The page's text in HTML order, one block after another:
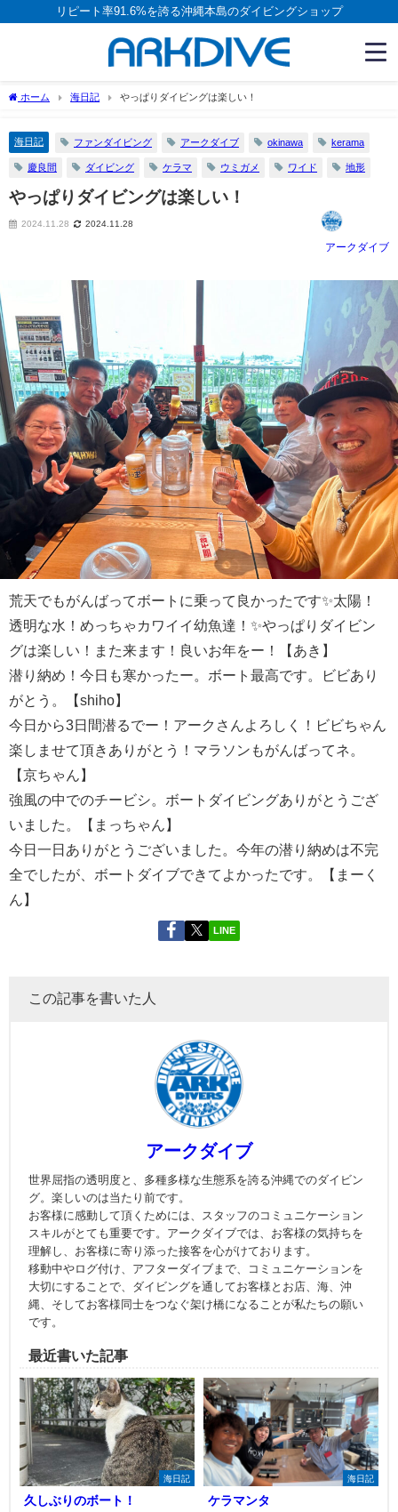
リピート率91.6%を誇る沖縄本島のダイビングショップ
ホーム 海日記 やっぱりダイビングは楽しい！
海日記 ファンダイビング アークダイブ okinawa kerama
慶良間 ダイビング ケラマ ウミガメ ワイド 地形
やっぱりダイビングは楽しい！
2024.11.28 2024.11.28
アークダイブ
荒天でもがんばってボートに乗って良かったです✨太陽！
透明な水！めっちゃカワイイ幼魚達！✨やっぱりダイビン
グは楽しい！また来ます！良いお年をー！【あき】
潜り納め！今日も寒かったー。ボート最高です。ビビあり
がとう。【shiho】
今日から3日間潜るでー！アークさんよろしく！ビビちゃん
楽しませて頂きありがとう！マラソンもがんばってネ。
【京ちゃん】
強風の中でのチービシ。ボートダイビングありがとうござ
いました。【まっちゃん】
今日一日ありがとうございました。今年の潜り納めは不完
全でしたが、ボートダイブできてよかったです。【まーく
ん】
LINE
この記事を書いた人
アークダイブ
世界屈指の透明度と、多種多様な生態系を誇る沖縄でのダイビン
グ。楽しいのは当たり前です。
お客様に感動して頂くためには、スタッフのコミュニケーション
スキルがとても重要です。アークダイブでは、お客様の気持ちを
理解し、お客様に寄り添った接客を心がけております。
移動中やログ付け、アフターダイブまで、コミュニケーションを
大切にすることで、ダイビングを通してお客様とお店、海、沖
縄、そしてお客様同士をつなぐ架け橋になることが私たちの願い
です。
最近書いた記事
海日記
久しぶりのボート！
海日記
ケラマンタ